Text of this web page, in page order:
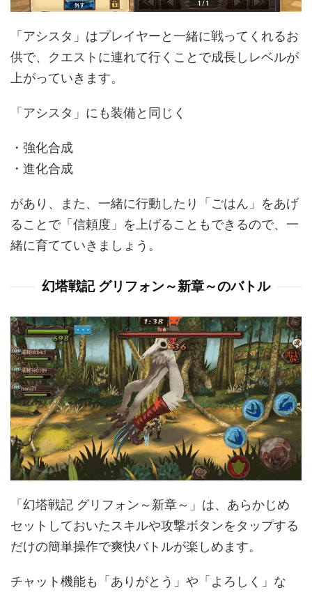
「アシスタ」はプレイヤーと一緒に戦ってくれるお
供で、クエストに連れて行くことで成長しレベルが
上がっていきます。
「アシスタ」にも装備と同じく
・強化合成
・進化合成
があり、また、一緒に行動したり「ごはん」をあげ
ることで「信頼度」を上げることもできるので、一
緒に育てていきましょう。
幻塔戦記 グリフォン～新章～のバトル
「幻塔戦記 グリフォン～新章～」は、あらかじめ
セットしておいたスキルや攻撃ボタンをタップする
だけの簡単操作で爽快バトルが楽しめます。
チャット機能も「ありがとう」や「よろしく」な